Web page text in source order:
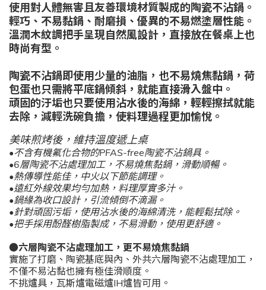
使用對人體無害且友善環境材質製成的陶瓷不沾鍋。
輕巧、不易黏鍋、耐磨損、優異的不易燃塗層性能。
溫潤木紋調把手呈現自然風設計，直接放在餐桌上也
時尚有型。
陶瓷不沾鍋即使用少量的油脂，也不易燒焦黏鍋，荷
包蛋也只需將平底鍋傾斜，就能直接滑入盤中。
頑固的汙垢也只要使用沾水後的海綿，輕輕擦拭就能
去除，減輕洗碗負擔，使料理過程更加愉悅。
美味煎烤後，維持溫度遞上桌
•不含有機氟化合物的PFAS-free陶瓷不沾鍋具。
•6層陶瓷不沾處理加工，不易燒焦黏鍋，滑動順暢。
•熱傳導性能佳，中火以下節能調理。
•遠紅外線效果均勻加熱，料理厚實多汁。
•鍋緣為收口設計，引流傾倒不滴漏。
•針對頑固污垢，使用沾水後的海綿清洗，能輕鬆拭除。
•把手採用酚醛樹脂製成，不易滑動，使用更舒適。
●六層陶瓷不沾處理加工，更不易燒焦黏鍋
實施了打磨、陶瓷基底與內、外共六層陶瓷不沾處理加工，
不僅不易沾黏也擁有極佳滑順度。
不挑爐具，瓦斯爐電磁爐IH爐皆可用。